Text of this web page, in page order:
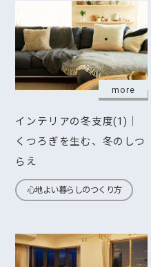
more
インテリアの冬支度(1)｜
くつろぎを生む、冬のしつ
らえ
心地よい暮らしのつくり方